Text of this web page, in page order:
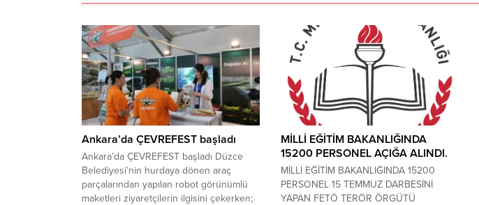
Ankara’da ÇEVREFEST başladı
Ankara’da ÇEVREFEST başladı Düzce
Belediyesi’nin hurdaya dönen araç
parçalarından yapılan robot görünümlü
maketleri ziyaretçilerin ilgisini çekerken;
MİLLİ EĞİTİM BAKANLIĞINDA
15200 PERSONEL AÇIĞA ALINDI.
MİLLİ EĞİTİM BAKANLIĞINDA 15200
PERSONEL 15 TEMMUZ DARBESİNİ
YAPAN FETÖ TERÖR ÖRGÜTÜ